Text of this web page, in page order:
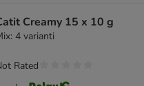
Creamy 15 x 10 g
4 varianti
Rated